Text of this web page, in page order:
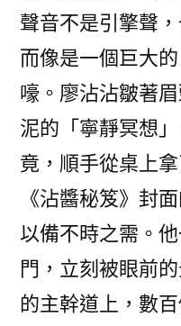
聲音不是引擎聲
而像是一個巨大
嚎。廖沾沾皺著
泥的「寧靜冥想
竟，順手從桌上
《沾醬秘笈》封
以備不時之需。
門，立刻被眼前
的主幹道上，數